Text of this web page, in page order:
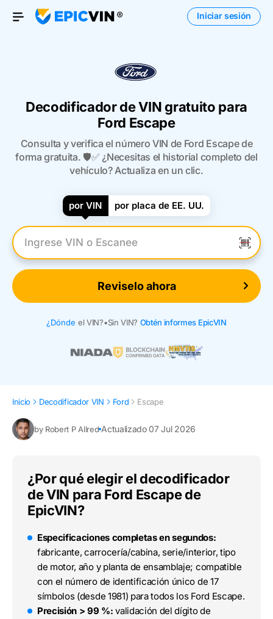
Open Menu
Iniciar sesión
Decodificador de VIN gratuito para
Ford Escape
Consulta y verifica el número VIN de Ford Escape de
forma gratuita. 🛡️✅ ¿Necesitas el historial completo del
vehículo? Actualiza en un clic.
por VIN por placa de EE. UU.
Introduzca el VIN
Reviselo ahora
¿Dónde el VIN?•Sin VIN? Obtén informes EpicVIN
Inicio Decodificador VIN Ford Escape
by Robert P Allred Actualizado 07 Jul 2026
¿Por qué elegir el decodificador
de VIN para Ford Escape de
EpicVIN?
Especificaciones completas en segundos:
fabricante, carrocería/cabina, serie/interior, tipo
de motor, año y planta de ensamblaje; compatible
con el número de identificación único de 17
símbolos (desde 1981) para todos los Ford Escape.
Precisión > 99 %: validación del dígito de